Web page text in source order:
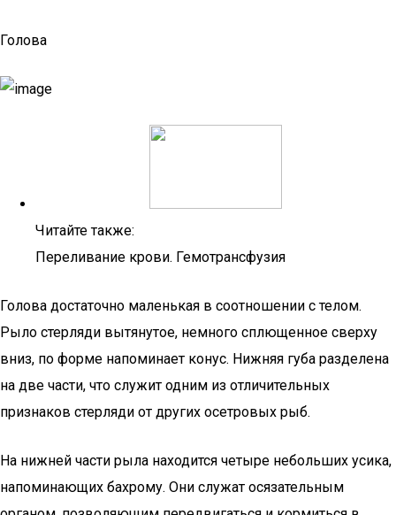
Голова
Читайте также:
Переливание крови. Гемотрансфузия
Голова достаточно маленькая в соотношении с телом.
Рыло стерляди вытянутое, немного сплющенное сверху
вниз, по форме напоминает конус. Нижняя губа разделена
на две части, что служит одним из отличительных
признаков стерляди от других осетровых рыб.
На нижней части рыла находится четыре небольших усика,
напоминающих бахрому. Они служат осязательным